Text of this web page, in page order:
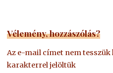
Vélemény, hozzászólás?
Az e-mail címet nem tesszük
karakterrel jelöltük